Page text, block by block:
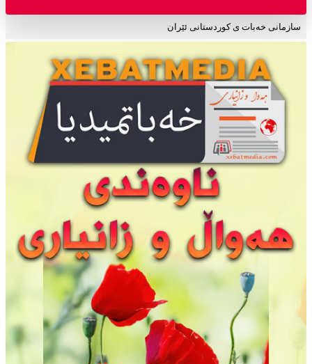
سازمانی خەبات ی کوردستانی ئێران